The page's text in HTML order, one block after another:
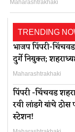
Maharashtrakhaki
TRENDING
भाजप पिंपरी-
दुर्गे नियुक्त;
Maharashtrakhaki
पिंपरी -चिंचवड
रवी लांडगे यांचे ठोस
स्टेशन!